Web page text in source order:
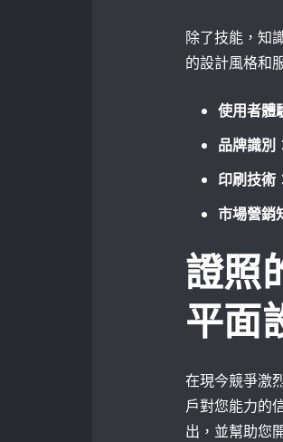
除了技能，知
的設計風格和
使用者體
品牌識別
印刷技術
市場營銷
證照
平面
在現今競爭激
戶對您能力的
出，並幫助您